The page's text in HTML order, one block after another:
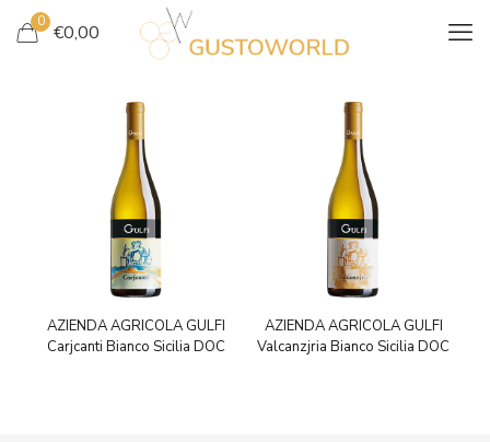
0 €0,00
AZIENDA AGRICOLA GULFI
Carjcanti Bianco Sicilia DOC
AZIENDA AGRICOLA GULFI
Valcanzjria Bianco Sicilia DOC